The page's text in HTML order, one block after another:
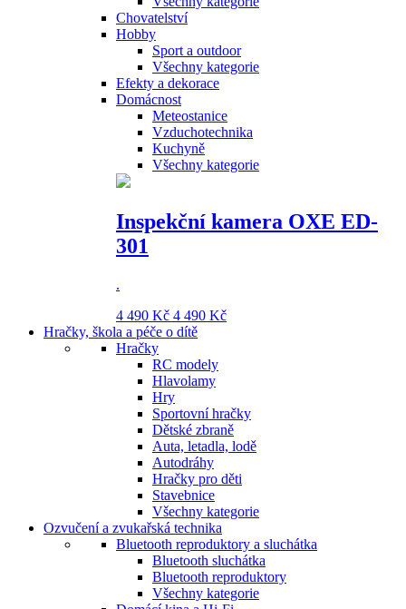
Chovatelství
Hobby
Sport a outdoor
Všechny kategorie
Efekty a dekorace
Domácnost
Meteostanice
Vzduchotechnika
Kuchyně
Všechny kategorie
Inspekční kamera OXE ED-
301
.
4 490 Kč 4 490 Kč
Hračky, škola a péče o dítě
Hračky
RC modely
Hlavolamy
Hry
Sportovní hračky
Dětské zbraně
Auta, letadla, lodě
Autodráhy
Hračky pro děti
Stavebnice
Všechny kategorie
Ozvučení a zvukařská technika
Bluetooth reproduktory a sluchátka
Bluetooth sluchátka
Bluetooth reproduktory
Všechny kategorie